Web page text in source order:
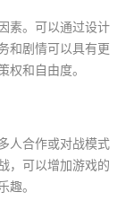
素。可以通过设计
和剧情可以具有更
和自由度。
人合作或对战模式
，可以增加游戏的
。